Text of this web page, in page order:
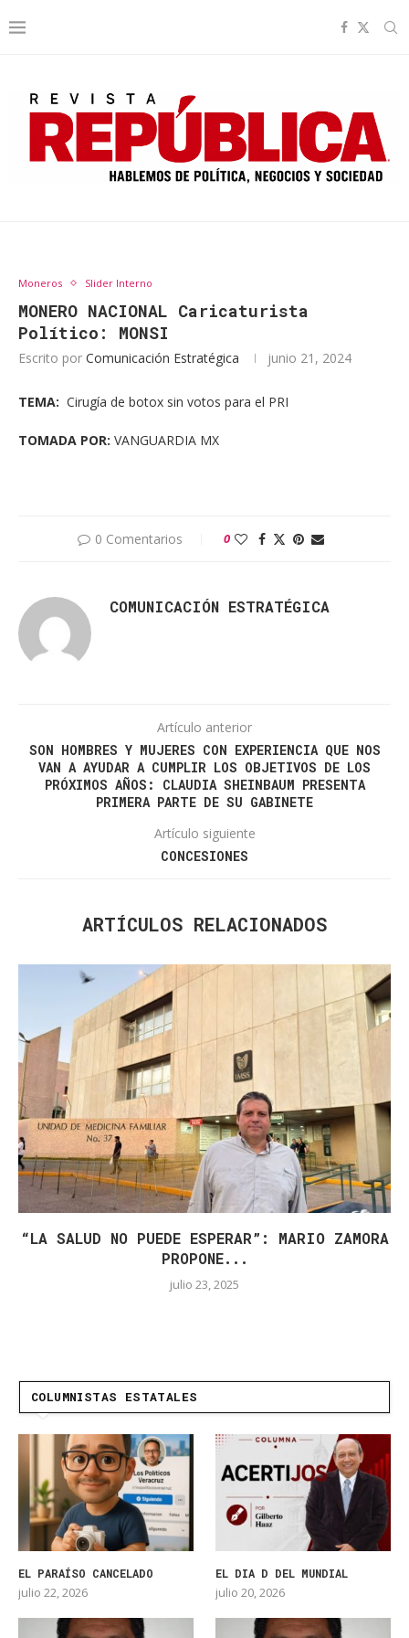
Moneros Slider Interno
MONERO NACIONAL Caricaturista
Político: MONSI
Escrito por Comunicación Estratégica junio 21, 2024
TEMA: Cirugía de botox sin votos para el PRI
TOMADA POR: VANGUARDIA MX
0 Comentarios 0
COMUNICACIÓN ESTRATÉGICA
Artículo anterior
SON HOMBRES Y MUJERES CON EXPERIENCIA QUE NOS
VAN A AYUDAR A CUMPLIR LOS OBJETIVOS DE LOS
PRÓXIMOS AÑOS: CLAUDIA SHEINBAUM PRESENTA
PRIMERA PARTE DE SU GABINETE
Artículo siguiente
CONCESIONES
ARTÍCULOS RELACIONADOS
“LA SALUD NO PUEDE ESPERAR”: MARIO ZAMORA
PROPONE...
julio 23, 2025
COLUMNISTAS ESTATALES
EL PARAÍSO CANCELADO
julio 22, 2026
EL DIA D DEL MUNDIAL
julio 20, 2026